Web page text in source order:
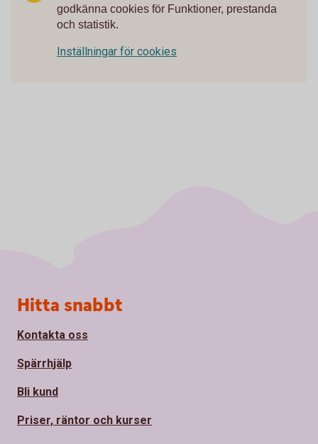
godkänna cookies för Funktioner, prestanda
och statistik.
Inställningar för cookies
Sidfot
Hitta snabbt
Kontakta oss
Spärrhjälp
Bli kund
Priser, räntor och kurser